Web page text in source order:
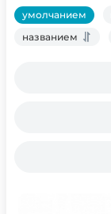
умолчанием
названием